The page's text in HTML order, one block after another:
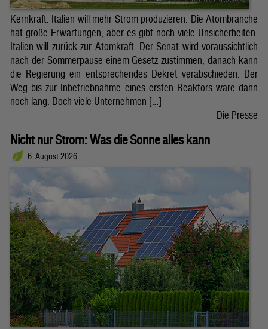
Kernkraft. Italien will mehr Strom produzieren. Die Atombranche
hat große Erwartungen, aber es gibt noch viele Unsicherheiten.
Italien will zurück zur Atomkraft. Der Senat wird voraussichtlich
nach der Sommerpause einem Gesetz zustimmen, danach kann
die Regierung ein entsprechendes Dekret verabschieden. Der
Weg bis zur Inbetriebnahme eines ersten Reaktors wäre dann
noch lang. Doch viele Unternehmen […]
Die Presse
Nicht nur Strom: Was die Sonne alles kann
6. August 2026